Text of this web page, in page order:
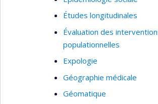
Études longitudinales
Évaluation des
populationnelles
Expologie
Géographie médicale
Géomatique